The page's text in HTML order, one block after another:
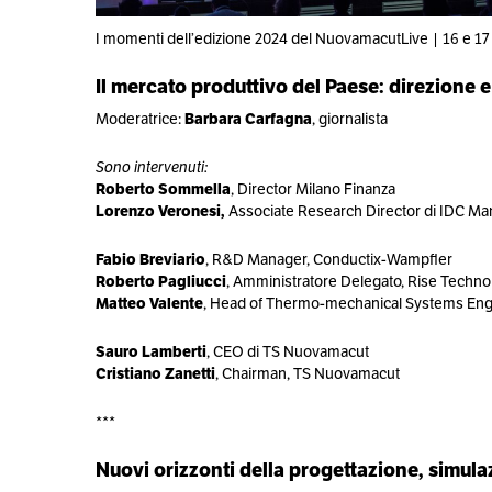
I momenti dell’edizione 2024 del NuovamacutLive | 16 e
Il mercato produttivo del Paese: direzione
Moderatrice:Barbara Carfagna, giornalista
Sono intervenuti:
Roberto Sommella, Director Milano Finanza
Lorenzo Veronesi, Associate Research Director di IDC
Fabio Breviario, R&D Manager, Conductix-Wampfler
Roberto Pagliucci, Amministratore Delegato, Rise
Matteo Valente, Head of Thermo-mechanical Systems
Sauro Lamberti,CEO di TS Nuovamacut
Cristiano Zanetti, Chairman, TS Nuovamacut
***
Nuovi orizzonti della progettazione,